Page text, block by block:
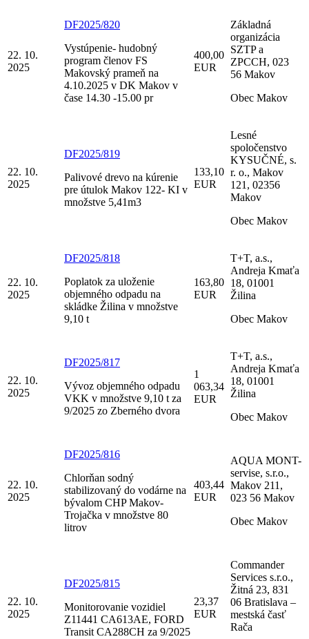
22. 10.
2025
DF2025/820
Vystúpenie- hudobný
program členov FS
Makovský prameň na
4.10.2025 v DK Makov v
čase 14.30 -15.00 pr
400,00
EUR
Základná
organizácia
SZTP a
ZPCCH, 023
56 Makov
Obec Makov
22. 10.
2025
DF2025/819
Palivové drevo na kúrenie
pre útulok Makov 122- KI v
množstve 5,41m3
133,10
EUR
Lesné
spoločenstvo
KYSUČNÉ, s.
r. o., Makov
121, 02356
Makov
Obec Makov
22. 10.
2025
DF2025/818
Poplatok za uloženie
objemného odpadu na
skládke Žilina v množstve
9,10 t
163,80
EUR
T+T, a.s.,
Andreja Kmaťa
18, 01001
Žilina
Obec Makov
22. 10.
2025
DF2025/817
Vývoz objemného odpadu
VKK v množstve 9,10 t za
9/2025 zo Zberného dvora
1
063,34
EUR
T+T, a.s.,
Andreja Kmaťa
18, 01001
Žilina
Obec Makov
22. 10.
2025
DF2025/816
Chlorňan sodný
stabilizovaný do vodárne na
bývalom CHP Makov-
Trojačka v množstve 80
litrov
403,44
EUR
AQUA MONT-
servise, s.r.o.,
Makov 211,
023 56 Makov
Obec Makov
22. 10.
2025
DF2025/815
Monitorovanie vozidiel
Z11441 CA613AE, FORD
Transit CA288CH za 9/2025
23,37
EUR
Commander
Services s.r.o.,
Žitná 23, 831
06 Bratislava –
mestská časť
Rača